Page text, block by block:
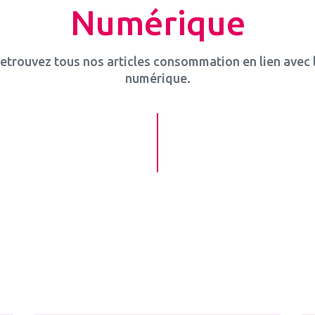
Numérique
tous nos articles consommation en lien avec
numérique.